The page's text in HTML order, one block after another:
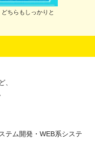
ちらもしっかりと
、
テム開発・WEB系システ